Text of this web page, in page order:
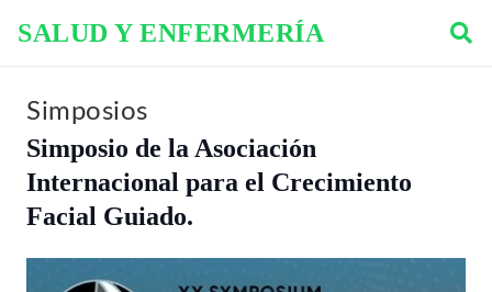
SALUD Y ENFERMERÍA
Simposios
Simposio de la Asociación
Internacional para el Crecimiento
Facial Guiado.